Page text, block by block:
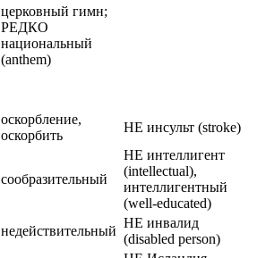
церковный гимн;
РЕДКО
национальный
(anthem)
оскорбление,
оскорбить
НЕ инсульт (stroke)
сообразительный
НЕ интеллигент
(intellectual),
интеллигентный
(well-educated)
недействительный
НЕ инвалид
(disabled person)